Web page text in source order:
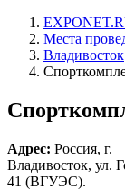
Места
Владивосток
Адрес: Россия, г.
Владивосток, ул.
41 (ВГУЭС).